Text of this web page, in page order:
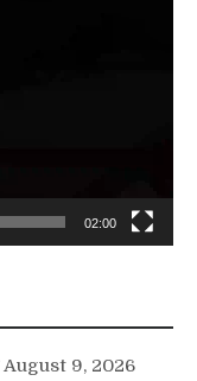
02:00
August 9, 2026